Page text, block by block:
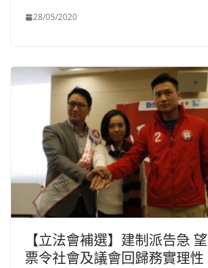
28/05/2020
【立法會補選】建制派告急
票令社會及議會回歸務實理性